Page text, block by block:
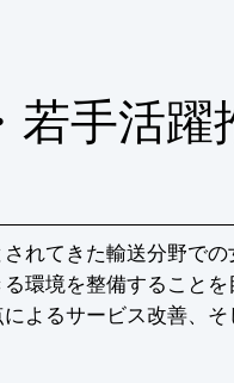
若手活躍
れてきた輸送分野での
環境を整備することを
よるサービス改善、そ